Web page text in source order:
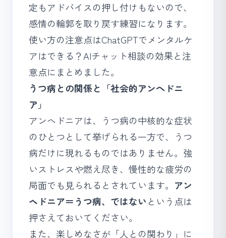
定もアドバイスの押し付けもないので、
感情の輪郭を取り戻す練習になります。
使い方の注意点はChatGPTでメンタルケ
アはできる？AIチャット相談の効果と注
意点にまとめました。
うつ病との関係と「社会的アンヘドニ
ア」
アンヘドニアは、うつ病の中核的な症状
のひとつとして挙げられる一方で、うつ
病だけに現れるものではありません。強
いストレスや燃え尽き、慢性的な疲労の
局面でも見られるとされています。 アン
ヘドニア＝うつ病、ではないという点は
押さえておいてください。
また、楽しめなさが「人との関わり」に